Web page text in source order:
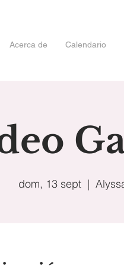
Acerca de Calendario
dom, 13 sept
  |